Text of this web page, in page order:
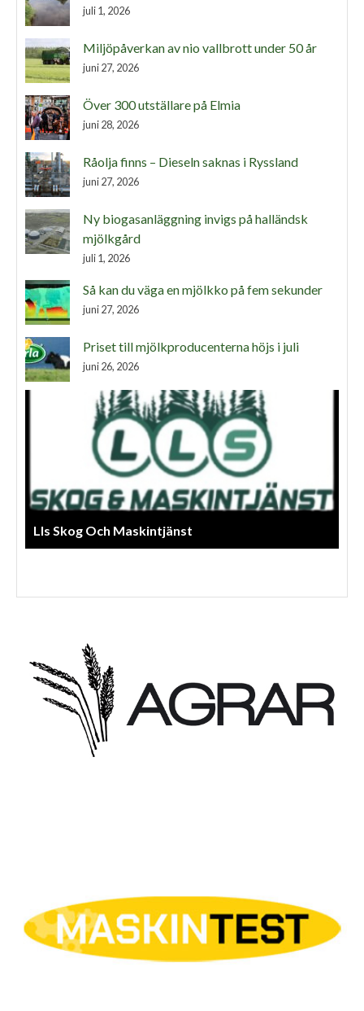
juli 1, 2026
Miljöpåverkan av nio vallbrott under 50 år
juni 27, 2026
Över 300 utställare på Elmia
juni 28, 2026
Råolja finns – Dieseln saknas i Ryssland
juni 27, 2026
Ny biogasanläggning invigs på halländsk
mjölkgård
juli 1, 2026
Så kan du väga en mjölkko på fem sekunder
juni 27, 2026
Priset till mjölkproducenterna höjs i juli
juni 26, 2026
Lls Skog Och Maskintjänst